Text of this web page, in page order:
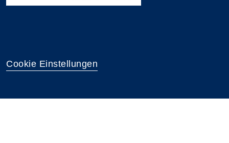
Cookie Einstellungen